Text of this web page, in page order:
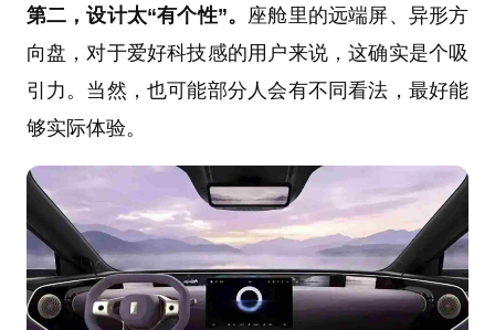
第二，设计太“有个性”。 座舱里的远端屏、异形方
向盘，对于爱好科技感的用户来说，这确实是个吸
引力。当然，也可能部分人会有不同看法，最好能
够实际体验。